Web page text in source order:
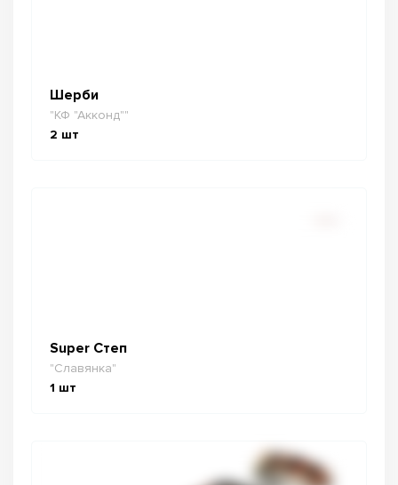
Шерби
"КФ "Акконд""
2 шт
Super Степ
"Славянка"
1 шт